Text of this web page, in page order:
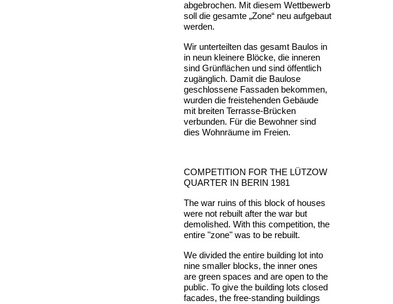
abgebrochen. Mit diesem Wettbewerb
soll die gesamte „Zone“ neu aufgebaut
werden.
Wir unterteilten das gesamt Baulos in
in neun kleinere Blöcke, die inneren
sind Grünflächen und sind öffentlich
zugänglich. Damit die Baulose
geschlossene Fassaden bekommen,
wurden die freistehenden Gebäude
mit breiten Terrasse-Brücken
verbunden. Für die Bewohner sind
dies Wohnräume im Freien.
COMPETITION FOR THE LÜTZOW
QUARTER IN BERIN 1981
The war ruins of this block of houses
were not rebuilt after the war but
demolished. With this competition, the
entire "zone" was to be rebuilt.
We divided the entire building lot into
nine smaller blocks, the inner ones
are green spaces and are open to the
public. To give the building lots closed
facades, the free-standing buildings